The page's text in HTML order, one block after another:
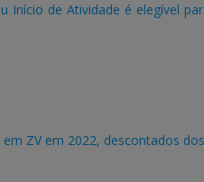
Início de Atividade é elegível
ZV em 2022, descontados